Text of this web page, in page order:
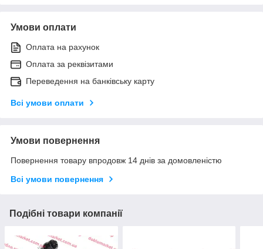
Умови оплати
Оплата на рахунок
Оплата за реквізитами
Переведення на банківську карту
Всі умови оплати
Умови повернення
Повернення товару впродовж 14 днів за домовленістю
Всі умови повернення
Подібні товари компанії